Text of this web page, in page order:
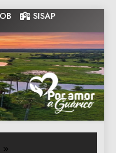
SISAP
Guarico
de Guarico